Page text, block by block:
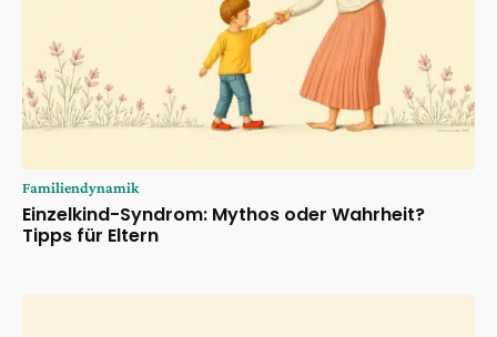
Familiendynamik
Einzelkind-Syndrom: Mythos oder Wahrheit?
Tipps für Eltern